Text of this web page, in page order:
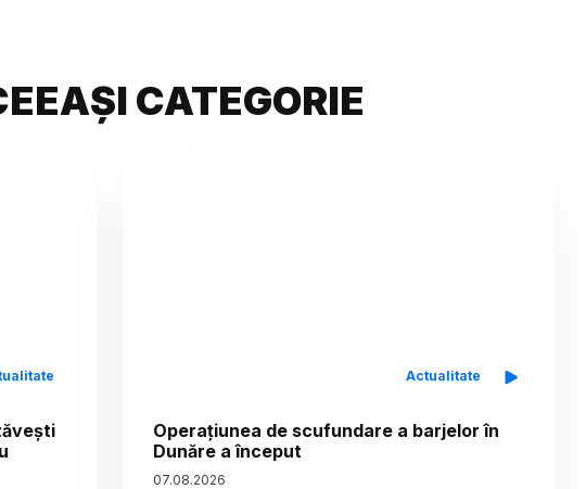
CATEGORIE
Actualitate
Operațiunea de scufundare a barjelor în
Dunăre a început
07.08.2026